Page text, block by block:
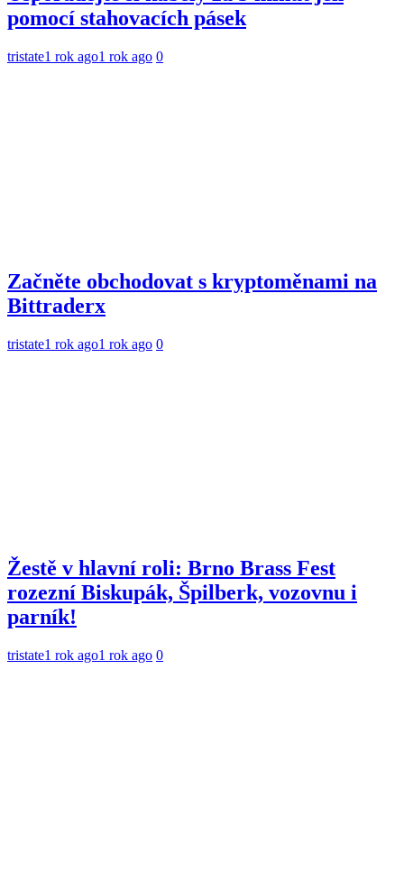
pomocí stahovacích pásek
tristate1 rok ago1 rok ago 0
Začněte obchodovat s kryptoměnami na
Bittraderx
tristate1 rok ago1 rok ago 0
Žestě v hlavní roli: Brno Brass Fest
rozezní Biskupák, Špilberk, vozovnu i
parník!
tristate1 rok ago1 rok ago 0